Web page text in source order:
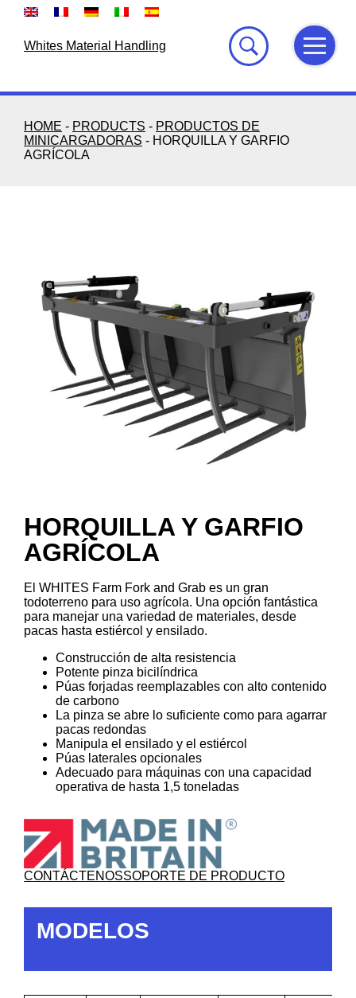
Skip
Whites Material Handling
HOME - PRODUCTS - PRODUCTOS DE
MINICARGADORAS - HORQUILLA Y GARFIO
AGRÍCOLA
HORQUILLA Y GARFIO
AGRÍCOLA
El WHITES Farm Fork and Grab es un gran
todoterreno para uso agrícola. Una opción fantástica
para manejar una variedad de materiales, desde
pacas hasta estiércol y ensilado.
Construcción de alta resistencia
Potente pinza bicilíndrica
Púas forjadas reemplazables con alto contenido
de carbono
La pinza se abre lo suficiente como para agarrar
pacas redondas
Manipula el ensilado y el estiércol
Púas laterales opcionales
Adecuado para máquinas con una capacidad
operativa de hasta 1,5 toneladas
CONTÁCTENOSSOPORTE DE PRODUCTO
MODELOS